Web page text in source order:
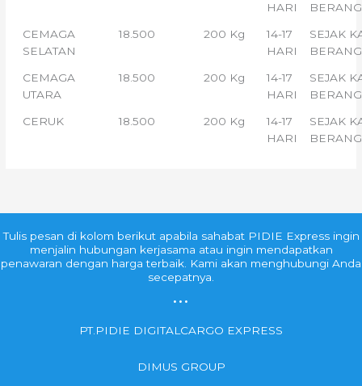
HARI
CEMAGA
SELATAN
18.500 200 Kg
14-17
HARI
SEJAK
CEMAGA
UTARA
18.500 200 Kg
14-17
HARI
SEJAK
CERUK 18.500 200 Kg
14-17
HARI
SEJAK
Tulis pesan di kolom berikut apabila sahabat PIDIE Express ingin
menjalin hubungan kerjasama atau ingin mendapatkan
penawaran dengan harga terbaik. Kami akan menghubungi Anda
secepatnya.
...
PT.PIDIE DIGITALCARGO EXPRESS
DIMUS GROUP